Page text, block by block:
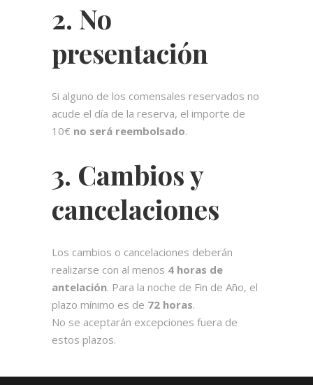
2. No
presentación
Si alguno de los comensales reservados no
acude el día de la reserva, el importe de
10€ no será reembolsado.
3. Cambios y
cancelaciones
Los cambios o cancelaciones deberán
realizarse con al menos 4 horas de
antelación. Para la noche de Fin de Año, el
plazo mínimo es de 72 horas.
No se aceptarán excepciones fuera de
estos plazos.